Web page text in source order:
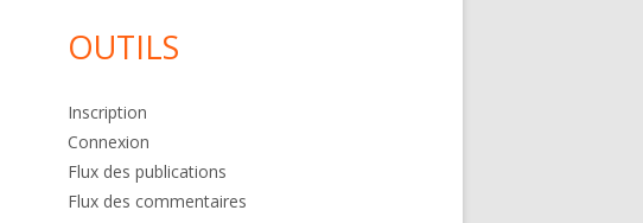
OUTILS
Inscription
Connexion
Flux des publications
Flux des commentaires